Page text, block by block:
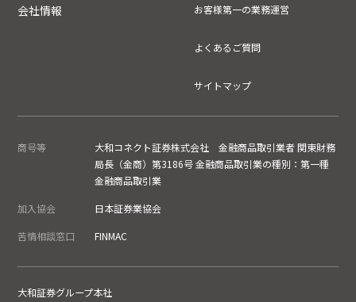
会社情報 お客様第一の業務運営
よくあるご質問
サイトマップ
商号等
大和コネクト証券株式会社 金融商品取引業者 関東財務
局長（金商）第3186号 金融商品取引業の種別：第一種
金融商品取引業
加入協会 日本証券業協会
苦情相談窓口 FINMAC
大和証券グループ本社